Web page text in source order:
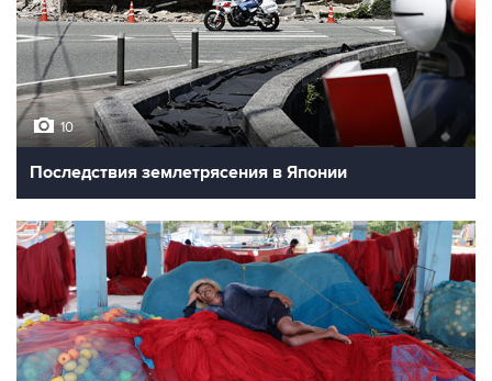
10
Последствия землетрясения в Японии